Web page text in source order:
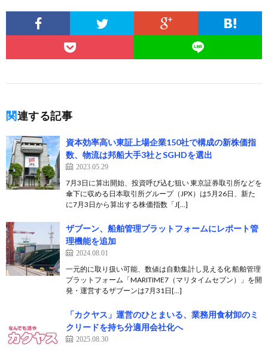
関連する記事
資本効率高い東証上場企業150社で構成の新株価指
数、物流は邦船大手3社とSGHDを選出
2023.05.29
7月3日に算出開始、投資呼び込む狙い 東京証券取引所などを
傘下に収める日本取引所グループ（JPX）は5月26日、新た
に7月3日から算出する株価指数「J[…]
ザブーン、船舶管理プラットフォームにレポート管
理機能を追加
2024.08.01
一元的に取り扱い可能、数値は自動集計し見える化 船舶管理
プラットフォーム「MARITIME7（マリタイムセブン）」を開
発・運営するザブーンは7月31日[…]
「カクヤス」運営のひとまいる、業務用食材卸のミ
クリードを持ち分適用会社化へ
2025.08.30